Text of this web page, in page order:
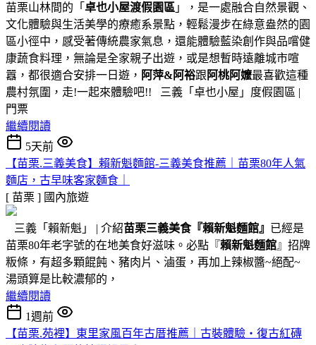
苗栗山林間的「 卓也小屋渡假園區 」，是一處融合自然景觀、
文化體驗與生活美學的療癒系景點，輕鬆漫步在綠意盎然的園
區小徑中，感受著傳統農家氣息，還能體驗藍染創作與品嚐健
康蔬食料理，無論是全家親子出遊，或是想暫時遠離城市喧
囂，都很適合安排一日遊， 阿萍&阿裕跟 阿桃阿嬤最喜歡這種
農村氛圍，走!一起來體驗吧!! 三義「卓也小屋」度假園區 |
門票
繼續閱讀
5天前
【苗栗.三義美食】賴新魁麵館-三義美食推薦｜苗栗80年人氣
麵店，古早味客家麵食｜
[ 苗栗 ] 國內旅遊
三義「賴新魁」 | 介紹苗栗三義美食『賴新魁麵館』 已經是
苗栗80年老字號的在地美食好滋味。必點『賴新魁麵館』招牌
粄條，有超多顆餛飩、豬肉片、滷蛋，再加上辣椒醬~絕配~
湯頭算是比較濃郁的，
繼續閱讀
1週前
【苗栗.苑裡】東里家風百年古厝推薦｜古裝體驗・復古紅磚